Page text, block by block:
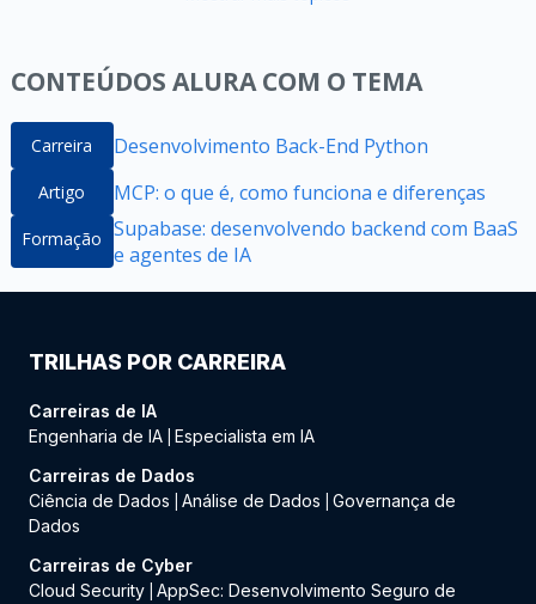
CONTEÚDOS ALURA COM O TEMA
Carreira Desenvolvimento Back-End Python
Artigo MCP: o que é, como funciona e diferenças
Formação Supabase: desenvolvendo backend com BaaS
e agentes de IA
TRILHAS POR CARREIRA
Carreiras de IA
Engenharia de IA Especialista em IA
Carreiras de Dados
Ciência de Dados
Análise de Dados
Governança de
Dados
Carreiras de Cyber
Cloud Security AppSec: Desenvolvimento Seguro de